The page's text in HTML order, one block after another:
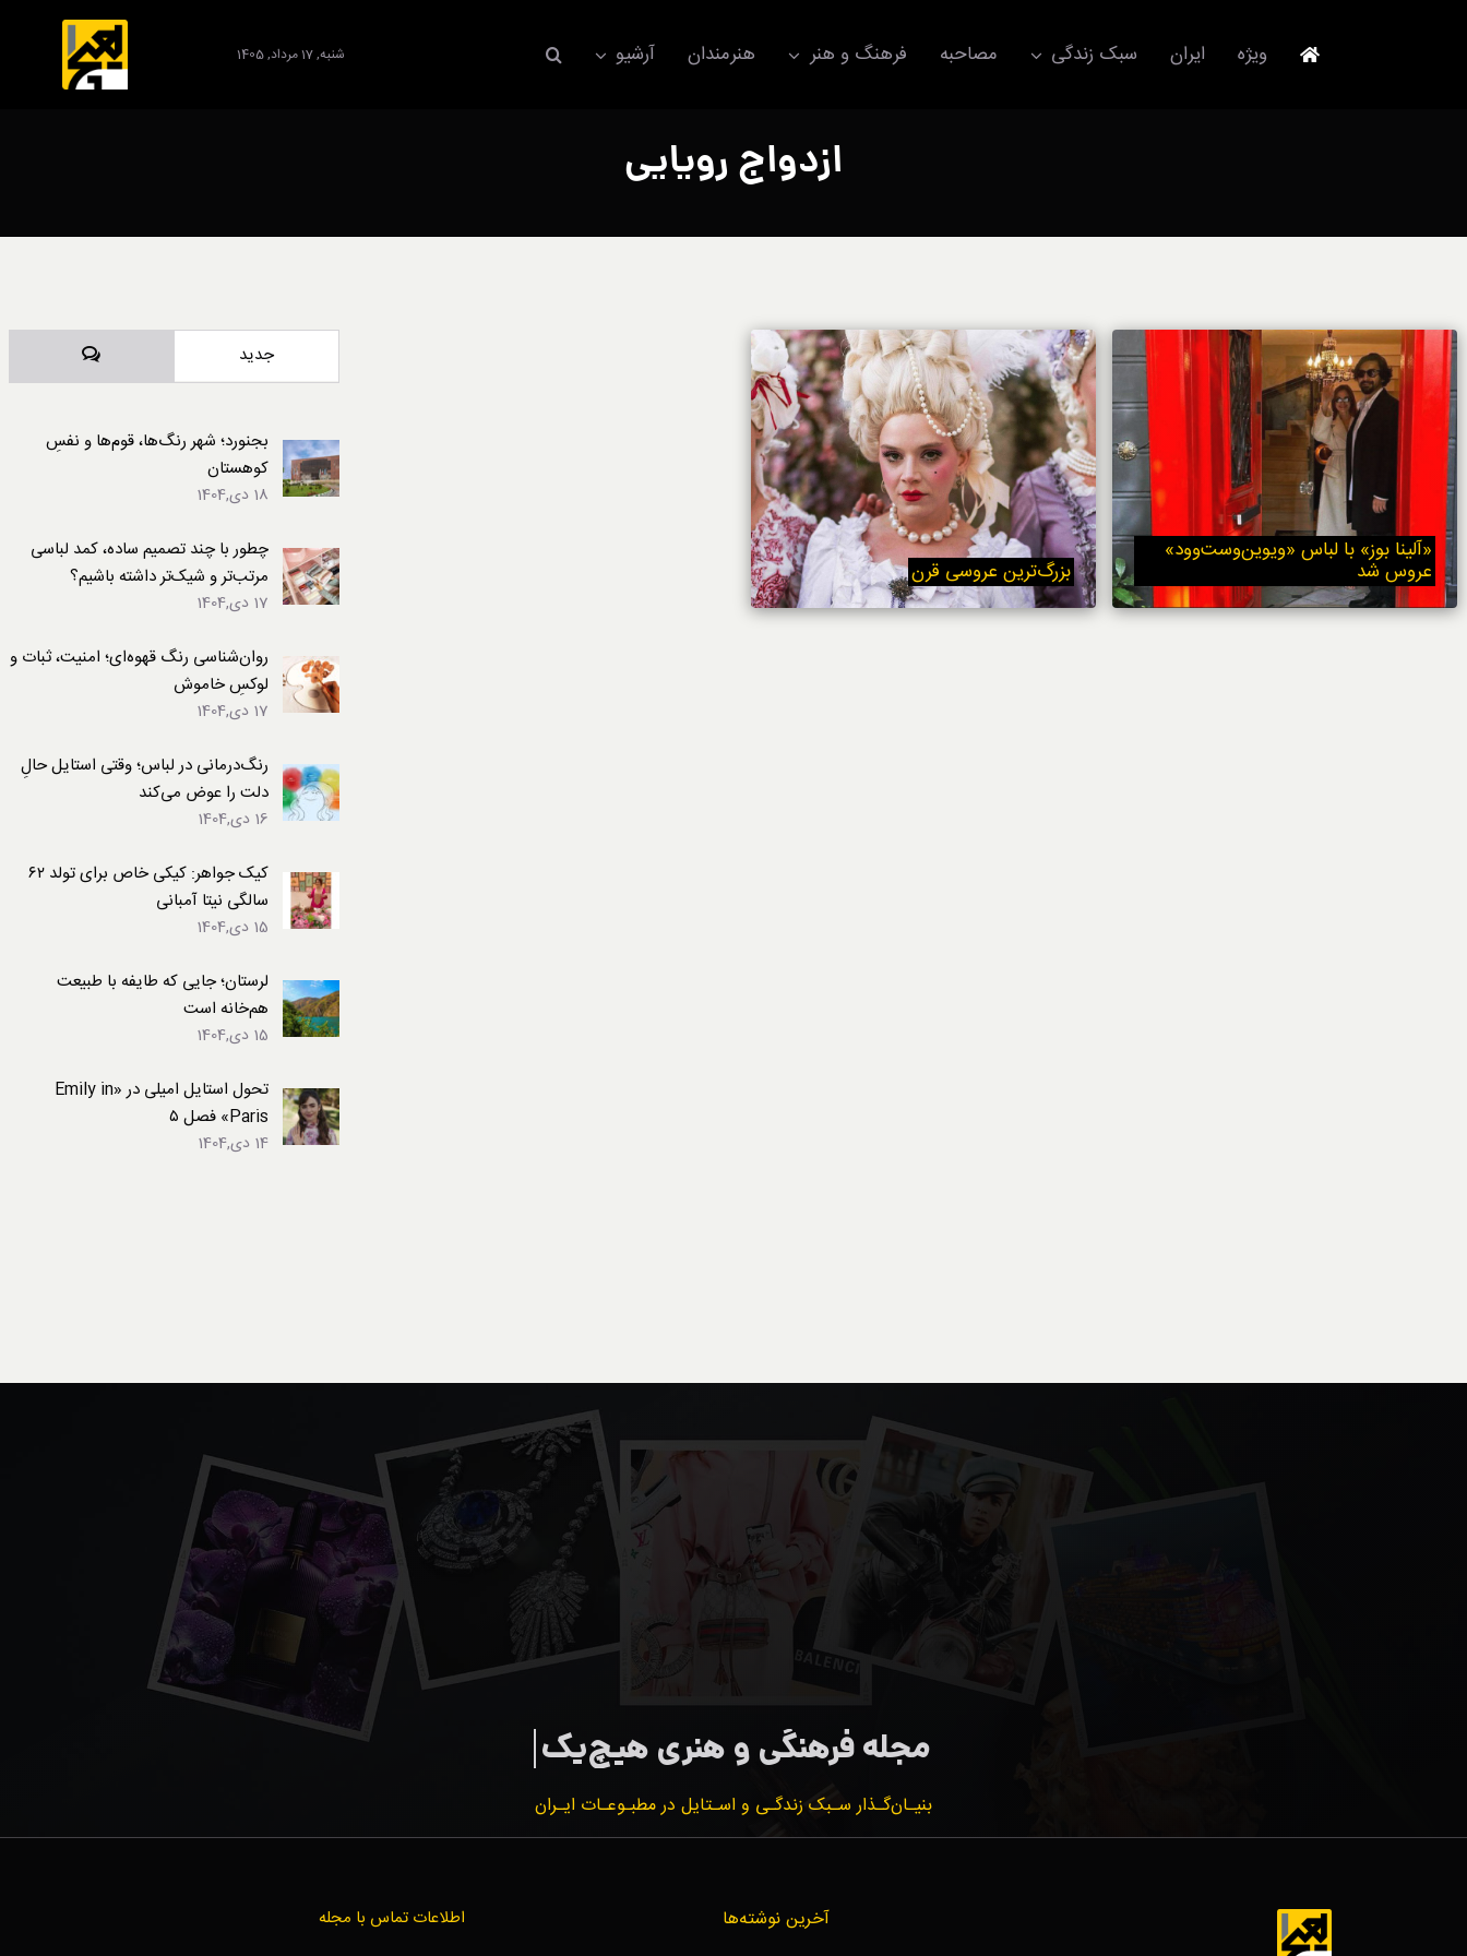
ویژه ایران سبک زندگی
استایل
آداب معاشرت
ورزش/ سلامت/ زیبایی
تکنولوژی
خودرو
خوردنی‌ها
استایل
مصاحبه فرهنگ و هنر هنرمندان آرشیو شنبه, 17 مرداد, 1405
ازدواج رویایی
«آلینا بوز» با لباس «ویوین‌وست‌وود»
عروس شد بزرگ‌ترین عروسی قرن
جدید دیدگاه‌ها
بجنورد؛ شهر رنگ‌ها، قوم‌ها و نفسِ
کوهستان
18 دی,1404
چطور با چند تصمیم ساده، کمد لباسی
مرتب‌تر و شیک‌تر داشته باشیم؟
17 دی,1404
روان‌شناسی رنگ قهوه‌ای؛ امنیت، ثبات و
لوکسِ خاموش
17 دی,1404
رنگ‌درمانی در لباس؛ وقتی استایل حالِ
دلت را عوض می‌کند
16 دی,1404
کیک جواهر: کیکی خاص برای تولد ۶۲
سالگی نیتا آمبانی
15 دی,1404
لرستان؛ جایی که طایفه با طبیعت
هم‌خانه است
15 دی,1404
تحول استایل امیلی در «Emily in
Paris» فصل ۵
14 دی,1404
بنیـان‌گـذار سـبک زندگـی و اسـتایل در مطبـوعـات ایـران
آخرین نوشته‌ها اطلاعات تماس با مجله